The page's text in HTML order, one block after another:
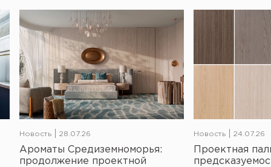
Новость 28.07.26
Ароматы Средиземноморья:
продолжение проектной
Новость 24.07.26
Проектная